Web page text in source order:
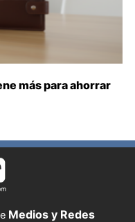
más para ahorrar
Medios y Redes